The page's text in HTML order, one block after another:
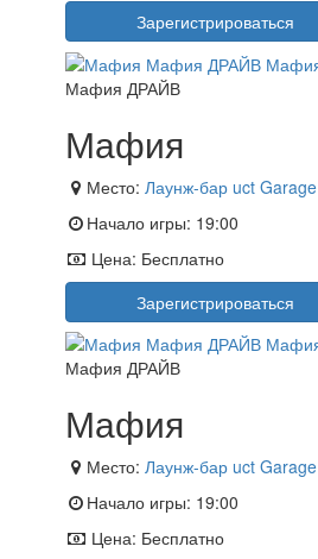
Зарегистрироваться
Мафия ДРАЙВ
Мафия
Место: Лаунж-бар uct Garage
Начало игры: 19:00
Цена: Бесплатно
Зарегистрироваться
Мафия ДРАЙВ
Мафия
Место: Лаунж-бар uct Garage
Начало игры: 19:00
Цена: Бесплатно